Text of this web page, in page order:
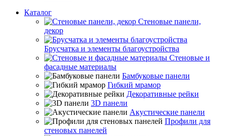
Каталог
Стеновые панели,
декор
Брусчатка и элементы благоустройства
Стеновые и
фасадные материалы
Бамбуковые панели
Гибкий мрамор
Декоративные рейки
3D панели
Акустические панели
Профили для
стеновых панелей